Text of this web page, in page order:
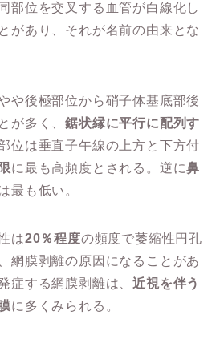
部位を交叉する血管が白線化し
があり、それが名前の由来とな
や後極部位から硝子体基底部後
が多く、鋸状縁に平行に配列す
位は垂直子午線の上方と下方付
に最も高頻度とされる。逆に鼻
最も低い。
は20％程度の頻度で萎縮性円孔
網膜剥離の原因になることがあ
症する網膜剥離は、近視を伴う
に多くみられる。